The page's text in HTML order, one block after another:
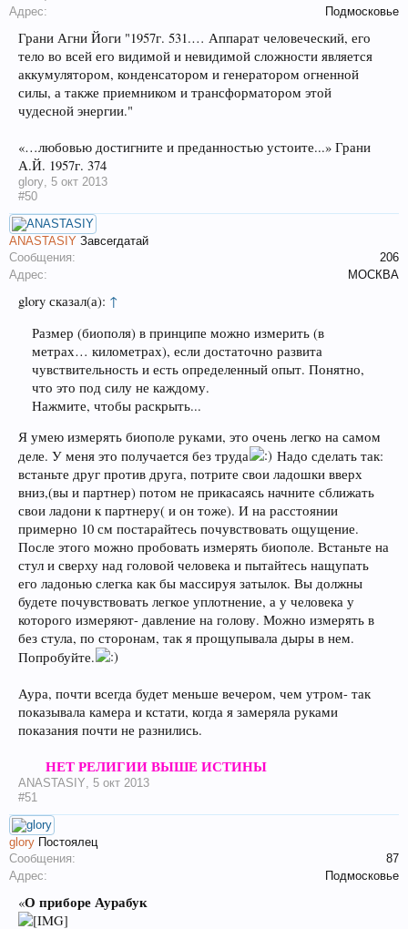
Адрес:
Подмосковье
Грани Агни Йоги "1957г. 531.… Аппарат человеческий, его
тело во всей его видимой и невидимой сложности является
аккумулятором, конденсатором и генератором огненной
силы, а также приемником и трансформатором этой
чудесной энергии."
«…любовью достигните и преданностью устоите...» Грани
А.Й. 1957г. 374
glory 5 окт 2013
#50
ANASTASIY Завсегдатай
Сообщения:
206
Адрес:
МОСКВА
glory сказал(а): ↑
Размер (биополя) в принципе можно измерить (в
метрах… километрах), если достаточно развита
чувствительность и есть определенный опыт. Понятно,
что это под силу не каждому.
Нажмите, чтобы раскрыть...
Я умею измерять биополе руками, это очень легко на самом
деле. У меня это получается без труда
Надо сделать так:
встаньте друг против друга, потрите свои ладошки вверх
вниз,(вы и партнер) потом не прикасаясь начните сближать
свои ладони к партнеру( и он тоже). И на расстоянии
примерно 10 см постарайтесь почувствовать ощущение.
После этого можно пробовать измерять биополе. Встаньте на
стул и сверху над головой человека и пытайтесь нащупать
его ладонью слегка как бы массируя затылок. Вы должны
будете почувствовать легкое уплотнение, а у человека у
которого измеряют- давление на голову. Можно измерять в
без стула, по сторонам, так я прощупывала дыры в нем.
Попробуйте.
Аура, почти всегда будет меньше вечером, чем утром- так
показывала камера и кстати, когда я замеряла руками
показания почти не разнились.
НЕТ РЕЛИГИИ ВЫШЕ ИСТИНЫ
ANASTASIY, 5 окт 2013
#51
glory Постоялец
Сообщения:
87
Адрес:
Подмосковье
«О приборе Аурабук